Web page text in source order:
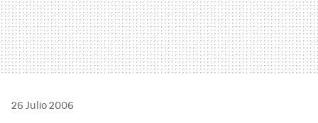
26 Julio 2006